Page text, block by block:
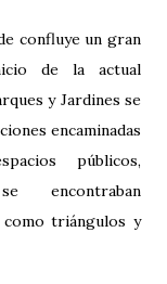
confluye un gran
de la actual
y Jardines se
encaminadas
públicos,
encontraban
como triángulos y